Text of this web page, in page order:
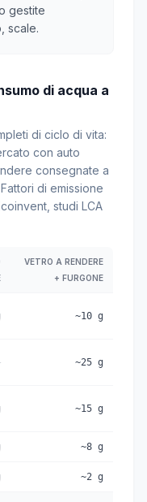
gestite
scale.
di acqua a
di ciclo di vita:
con auto
consegnate a
di emissione
studi LCA
VETRO A RENDERE
+ FURGONE
~10 g
~25 g
~15 g
~8 g
~2 g